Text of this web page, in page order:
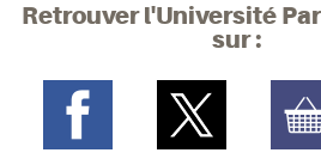
Retrouver l'Université
sur :